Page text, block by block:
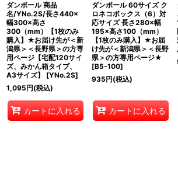
ダンボール 商品
名/YNo.2S/長さ440×
幅300×高さ
300（mm）【1枚のみ
購入】★お届け先が＜新
潟県＞＜長野県＞の方専
用ページ【宅配120サイ
ズ、みかん箱タイプ、
A3サイズ】
[YNo.2S]
1,095円(税込)
カートに入れる
ダンボール 60サイズ ク
ロネコボックス（6）対
応サイズ 長さ280×幅
195×高さ100（mm）
【1枚のみ購入】★お届
け先が＜新潟県＞＜長野
県＞の方専用ページ★
[B5-100]
935円(税込)
カートに入れる